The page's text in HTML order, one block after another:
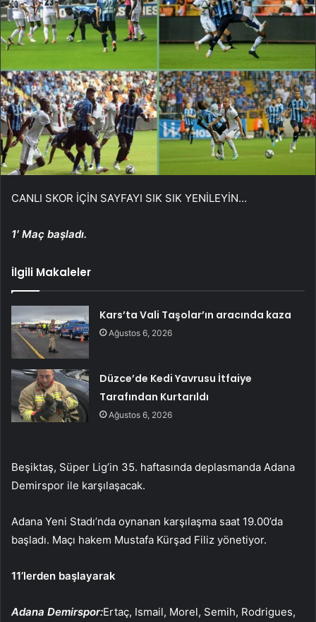
CANLI SKOR İÇİN SAYFAYI SIK SIK YENİLEYİN…
1′ Maç başladı.
İlgili Makaleler
Kars’ta Vali Taşolar’ın aracında kaza
Ağustos 6, 2026
Düzce’de Kedi Yavrusu İtfaiye
Tarafından Kurtarıldı
Ağustos 6, 2026
Beşiktaş, Süper Lig’in 35. haftasında deplasmanda Adana
Demirspor ile karşılaşacak.
Adana Yeni Stadı’nda oynanan karşılaşma saat 19.00’da
başladı. Maçı hakem Mustafa Kürşad Filiz yönetiyor.
11’lerden başlayarak
Adana Demirspor:Ertaç, Ismail, Morel, Semih, Rodrigues,